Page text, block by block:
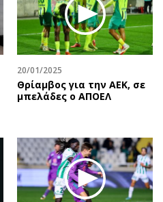
20/01/2025
Θρίαμβος για την ΑΕΚ, σε
μπελάδες ο ΑΠΟΕΛ